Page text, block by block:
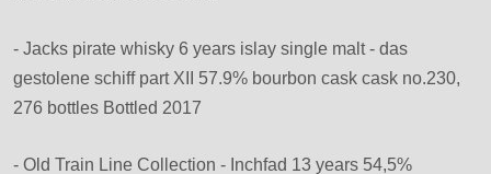
- Jacks pirate whisky 6 years islay single malt - das
gestolene schiff part XII 57.9% bourbon cask cask no.230,
276 bottles Bottled 2017
- Old Train Line Collection - Inchfad 13 years 54,5%